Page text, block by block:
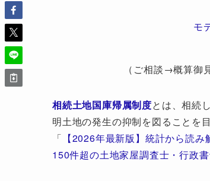
モ
（ご相談→概算御
相続土地国庫帰属制度とは、相続
明土地の発生の抑制を図ることを
「 【2026年最新版】統計から読
150件超の土地家屋調査士・行政書